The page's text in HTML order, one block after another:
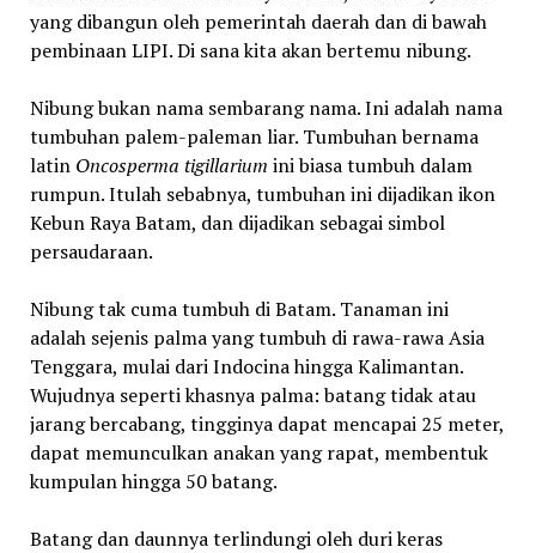
yang dibangun oleh pemerintah daerah dan di bawah
pembinaan LIPI. Di sana kita akan bertemu nibung.
Nibung bukan nama sembarang nama. Ini adalah nama
tumbuhan palem-paleman liar. Tumbuhan bernama
latin Oncosperma tigillarium ini biasa tumbuh dalam
rumpun. Itulah sebabnya, tumbuhan ini dijadikan ikon
Kebun Raya Batam, dan dijadikan sebagai simbol
persaudaraan.
Nibung tak cuma tumbuh di Batam. Tanaman ini
adalah sejenis palma yang tumbuh di rawa-rawa Asia
Tenggara, mulai dari Indocina hingga Kalimantan.
Wujudnya seperti khasnya palma: batang tidak atau
jarang bercabang, tingginya dapat mencapai 25 meter,
dapat memunculkan anakan yang rapat, membentuk
kumpulan hingga 50 batang.
Batang dan daunnya terlindungi oleh duri keras